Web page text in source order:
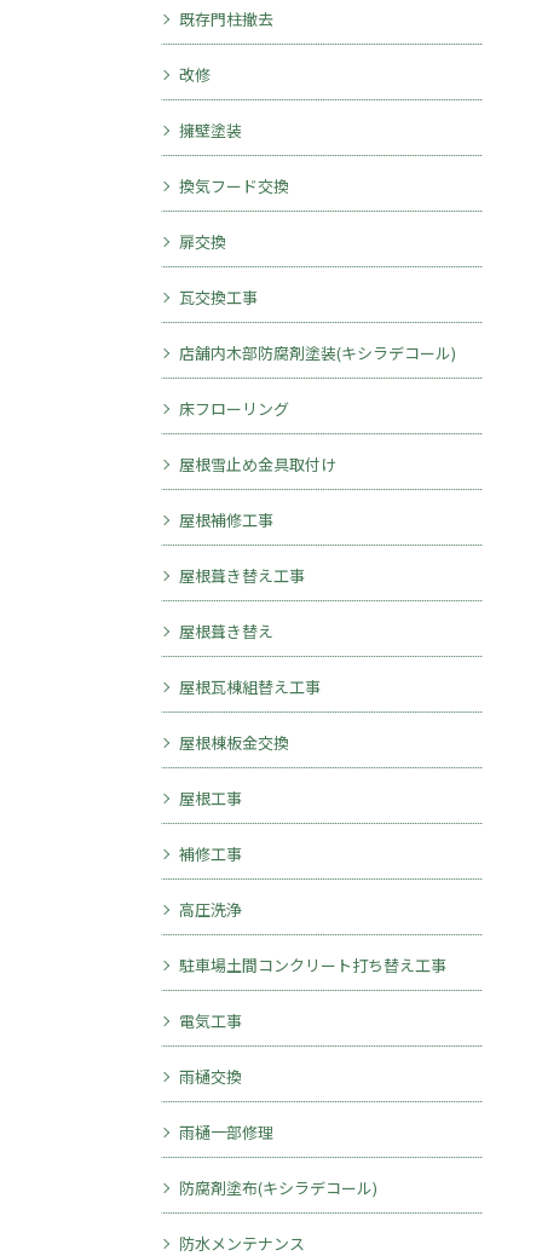
既存門柱撤去
改修
擁壁塗装
換気フード交換
扉交換
瓦交換工事
店舗内木部防腐剤塗装(キシラデコール)
床フローリング
屋根雪止め金具取付け
屋根補修工事
屋根葺き替え工事
屋根葺き替え
屋根瓦棟組替え工事
屋根棟板金交換
屋根工事
補修工事
高圧洗浄
駐車場土間コンクリート打ち替え工事
電気工事
雨樋交換
雨樋一部修理
防腐剤塗布(キシラデコール)
防水メンテナンス